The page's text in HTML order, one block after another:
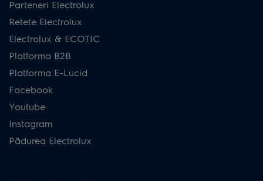
Parteneri Electrolux
Retete Electrolux
Electrolux & ECOTIC
Platforma B2B
Platforma E-Lucid
Facebook
Youtube
Instagram
Pădurea Electrolux